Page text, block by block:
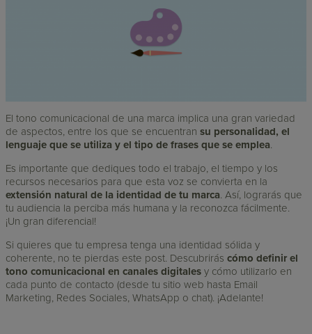
El tono comunicacional de una marca implica una gran variedad
de aspectos, entre los que se encuentransu personalidad, el
lenguaje que se utiliza y el tipo de frases que se emplea.
Es importante que dediques todo el trabajo, el tiempo y los
recursos necesarios para que esta voz se convierta en la
extensión natural de la identidad de tu marca. Así, lograrás que
tu audiencia la perciba más humana y la reconozca fácilmente.
¡Un gran diferencial!
Si quieres que tu empresa tenga una identidad sólida y
coherente, no te pierdas este post. Descubriráscómo definir el
tono comunicacional en canales digitales y cómo utilizarlo en
cada punto de contacto (desde tu sitio web hasta Email
Marketing, Redes Sociales, WhatsApp o chat). ¡Adelante!